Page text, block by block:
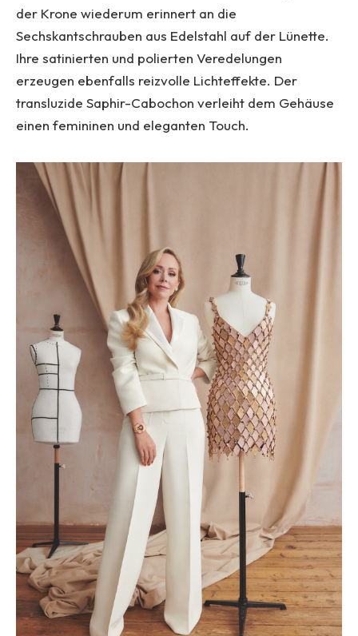
der Krone wiederum erinnert an die
Sechskantschrauben aus Edelstahl auf der Lünette.
Ihre satinierten und polierten Veredelungen
erzeugen ebenfalls reizvolle Lichteffekte. Der
transluzide Saphir-Cabochon verleiht dem Gehäuse
einen femininen und eleganten Touch.